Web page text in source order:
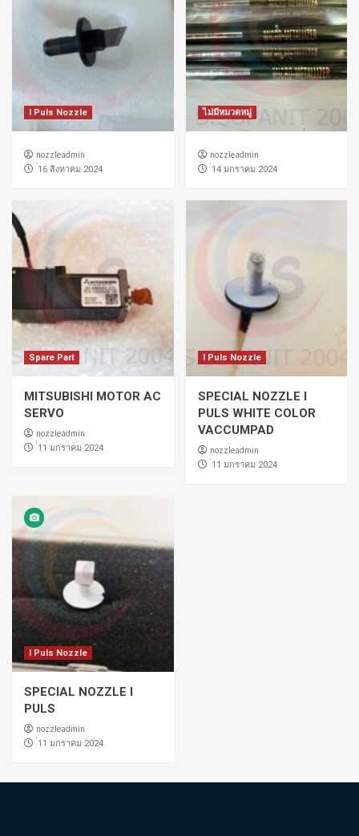
I Puls Nozzle
nozzleadmin
่16 สิงหาคม 2024
ไม่มีหมวดหมู่
nozzleadmin
่14 มกราคม 2024
Spare Part
MITSUBISHI MOTOR AC
SERVO
nozzleadmin
่11 มกราคม 2024
I Puls Nozzle
SPECIAL NOZZLE I
PULS WHITE COLOR
VACCUMPAD
nozzleadmin
่11 มกราคม 2024
I Puls Nozzle
SPECIAL NOZZLE I
PULS
nozzleadmin
่11 มกราคม 2024